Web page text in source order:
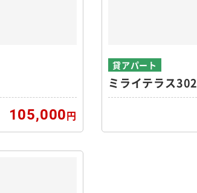
105,000円
貸アパート
ミライテラス302